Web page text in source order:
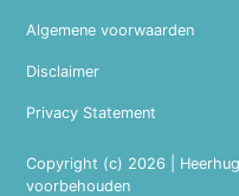
Copyright (c) 2026 |
voorbehouden
Algemene voorwaarden
Disclaimer
Privacy Statement